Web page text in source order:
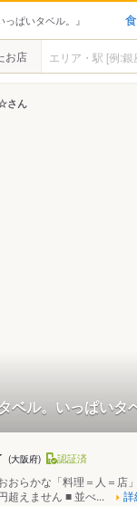
ぱいタベル。』
お店
さん
ベル。いっぱいタ
(大阪府) 認証済
おらかな「料理＝人＝店
超えません ■ 並べ...
詳